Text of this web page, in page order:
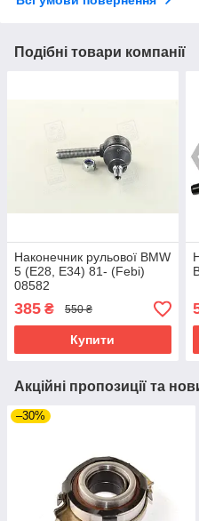
Подібні товари компанії
Наконечник рульової BMW
5 (E28, E34) 81- (Febi)
08582
385 ₴ 550 ₴
Купити
Акційні пропозиції та
–30%